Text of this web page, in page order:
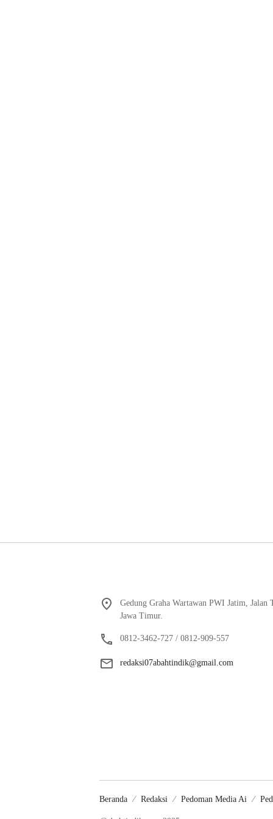
Gedung Graha Wartawan PWI Jatim, Jalan
Jawa Timur.
0812-3462-727 / 0812-909-557
redaksi07abahtindik@gmail.com
Beranda Redaksi Pedoman Media Ai